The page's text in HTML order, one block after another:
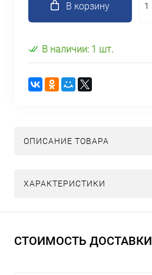
В корзину
В наличии: 1 шт.
ОПИСАНИЕ ТОВАРА
ХАРАКТЕРИСТИКИ
СТОИМОСТЬ ДОСТАВКИ